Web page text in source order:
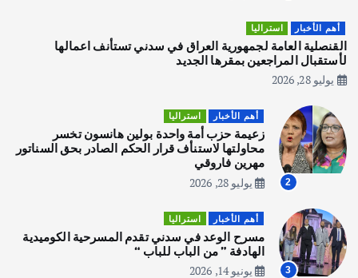
3
يوليو 30, 2026
4
المقبل
يوليو 28, 2026
أهم الأخبار ثقافة وفنون
انطلاق ورشة التمثيل في مدينة كلباء الاماراتية
أغسطس 5, 2026
أهم الأخبار استراليا
القنصلية العامة لجمهورية العراق في سدني تستأنف اعمالها
لأستقبال المراجعين بمقرها الجديد
يوليو 28, 2026
2
أهم الأخبار استراليا
زعيمة حزب أمة واحدة بولين هانسون تخسر
محاولتها لاستنأف قرار الحكم الصادر بحق السناتور
مهرين فاروقي
يوليو 28, 2026
3
أهم الأخبار استراليا
مسرح الوعد في سدني تقدم المسرحية الكوميدية
الهادفة ” من الباب للباب “
يونيو 14, 2026